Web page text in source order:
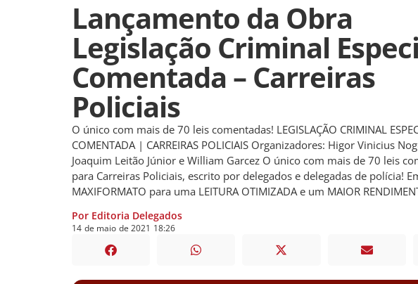
Lançamento da Obra
Legislação Criminal
Comentada – Carreiras
Policiais
O único com mais de 70 leis comentadas! LEGISLAÇÃO CRIMINAL
COMENTADA | CARREIRAS POLICIAIS Organizadores: Higor Vinicius
Joaquim Leitão Júnior e William Garcez O único com mais de 70 leis
para Carreiras Policiais, escrito por delegados e delegadas de polícia!
MAXIFORMATO para uma LEITURA OTIMIZADA e um MAIOR
Por Editoria Delegados
14 de maio de2021 18:26